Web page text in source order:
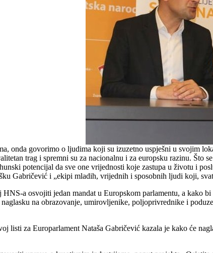
onda govorimo o ljudima koji su izuzetno uspješni u svojim
trag i spremni su za nacionalnu i za europsku razinu. Što
potencijal da sve one vrijednosti koje zastupa u životu i
Gabričević i „ekipi mladih, vrijednih i sposobnih ljudi koji,
a osvojiti jedan mandat u Europskom parlamentu, a kako
na obrazovanje, umirovljenike, poljoprivrednike i
listi za Europarlament Nataša Gabričević kazala je kako će